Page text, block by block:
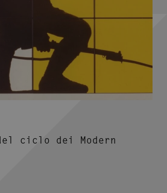
ciclo dei Modern